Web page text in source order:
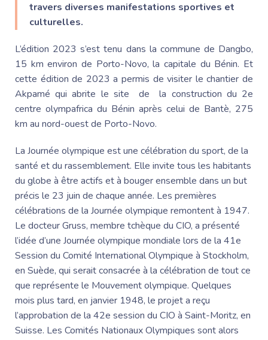
travers diverses manifestations sportives et
culturelles.
L’édition 2023 s’est tenu dans la commune de Dangbo,
15 km environ de Porto-Novo, la capitale du Bénin. Et
cette édition de 2023 a permis de visiter le chantier de
Akpamé qui abrite le site de la construction du 2e
centre olympafrica du Bénin après celui de Bantè, 275
km au nord-ouest de Porto-Novo.
La Journée olympique est une célébration du sport, de la
santé et du rassemblement. Elle invite tous les habitants
du globe à être actifs et à bouger ensemble dans un but
précis le 23 juin de chaque année. Les premières
célébrations de la Journée olympique remontent à 1947.
Le docteur Gruss, membre tchèque du CIO, a présenté
l’idée d’une Journée olympique mondiale lors de la 41e
Session du Comité International Olympique à Stockholm,
en Suède, qui serait consacrée à la célébration de tout ce
que représente le Mouvement olympique. Quelques
mois plus tard, en janvier 1948, le projet a reçu
l’approbation de la 42e session du CIO à Saint-Moritz, en
Suisse. Les Comités Nationaux Olympiques sont alors